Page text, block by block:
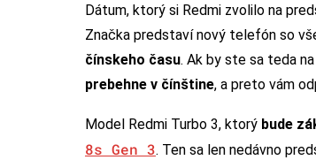
Dátum, ktorý si Redmi zvolilo na
Značka predstaví nový telefón so
čínskeho času. Ak by ste sa teda
prebehne v čínštine, a preto vám
Model Redmi Turbo 3, ktorý bude
8s Gen 3. Ten sa len nedávno